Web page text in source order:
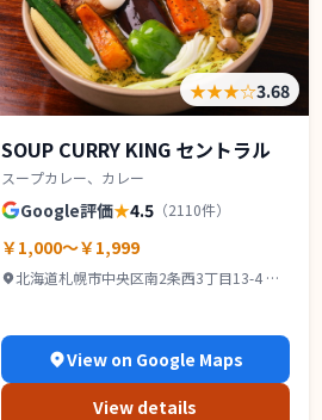
★★★☆3.68
SOUP CURRY KING セントラル
スープカレー、カレー
Google評価★4.5（2110件）
￥1,000～￥1,999
北海道札幌市中央区南2条西3丁目13-4 カ
View on Google Maps
View details